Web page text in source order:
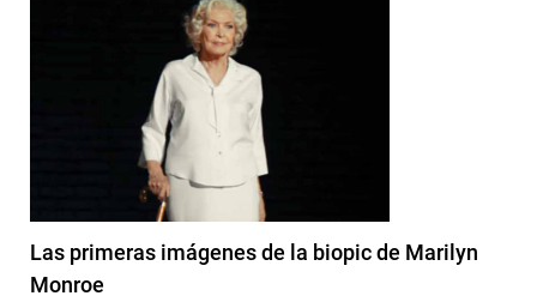
Las primeras imágenes de la biopic de Marilyn
Monroe